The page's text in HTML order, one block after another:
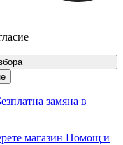
замяна в
магазин Помощ и